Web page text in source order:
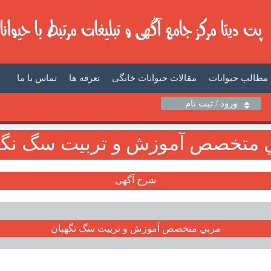
تماس با ما تعرفه ها مقالات حیوانات خانگی مطالب حیوانات
ورود / ثبت نام
متخصص آموزش و تربيت سگ
شرح آگهی
مربي متخصص آموزش و تربيت سگ نگهبان